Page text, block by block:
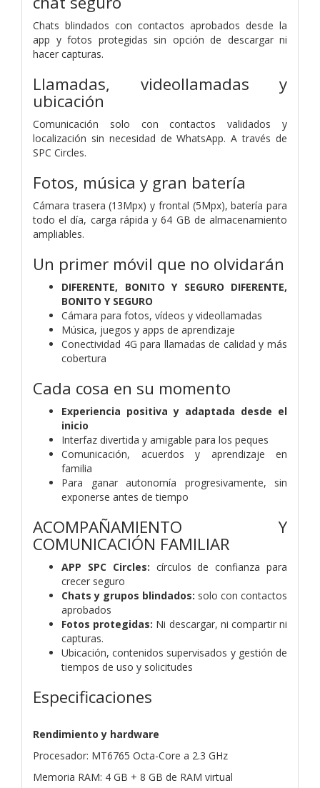
Chats blindados con contactos aprobados desde la
app y fotos protegidas sin opción de descargar ni
hacer capturas.
Llamadas, videollamadas y
ubicación
Comunicación solo con contactos validados y
localización sin necesidad de WhatsApp. A través de
SPC Circles.
Fotos, música y gran batería
Cámara trasera (13Mpx) y frontal (5Mpx), batería para
todo el día, carga rápida y 64 GB de almacenamiento
ampliables.
Un primer móvil que no olvidarán
DIFERENTE, BONITO Y SEGURO DIFERENTE,
BONITO Y SEGURO
Cámara para fotos, vídeos y videollamadas
Música, juegos y apps de aprendizaje
Conectividad 4G para llamadas de calidad y más
cobertura
Cada cosa en su momento
Experiencia positiva y adaptada desde el
inicio
Interfaz divertida y amigable para los peques
Comunicación, acuerdos y aprendizaje en
familia
Para ganar autonomía progresivamente, sin
exponerse antes de tiempo
ACOMPAÑAMIENTO Y
COMUNICACIÓN FAMILIAR
APP SPC Circles: círculos de confianza para
crecer seguro
Chats y grupos blindados: solo con contactos
aprobados
Fotos protegidas: Ni descargar, ni compartir ni
capturas.
Ubicación, contenidos supervisados y gestión de
tiempos de uso y solicitudes
Especificaciones
Rendimiento y hardware
Procesador: MT6765 Octa-Core a 2.3 GHz
Memoria RAM: 4 GB + 8 GB de RAM virtual